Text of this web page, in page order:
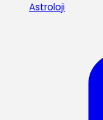
Astroloji